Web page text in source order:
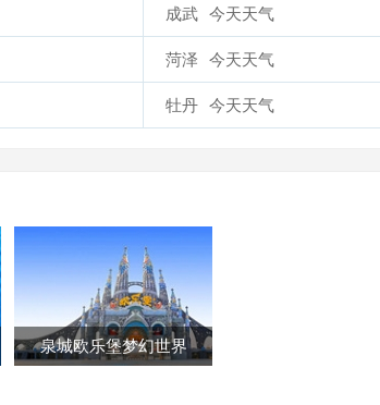
成武 今天天气
菏泽 今天天气
牡丹 今天天气
泉城欧乐堡梦幻世界